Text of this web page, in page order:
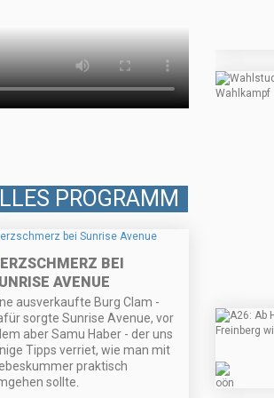
PROGRAMM
BEI
AVENUE
ausverkaufte Burg Clam -
sorgte Sunrise Avenue, vor
aber Samu Haber - der uns
Tipps verriet, wie man mit
praktisch
sollte.